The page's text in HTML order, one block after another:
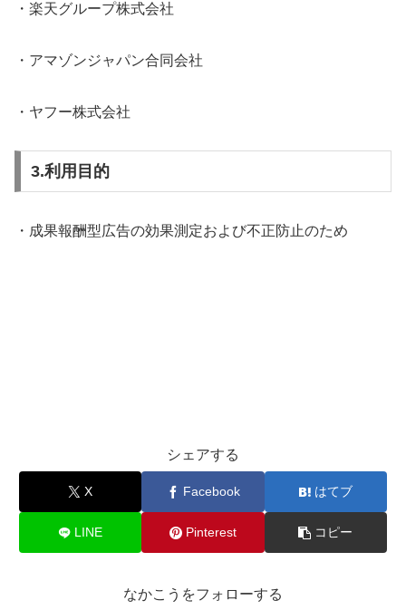
・楽天グループ株式会社
・アマゾンジャパン合同会社
・ヤフー株式会社
3.利用目的
・成果報酬型広告の効果測定および不正防止のため
シェアする
X Facebook はてブ
LINE Pinterest コピー
なかこうをフォローする